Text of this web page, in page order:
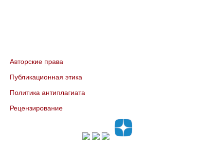
Авторские права
Публикационная этика
Политика антиплагиата
Рецензирование